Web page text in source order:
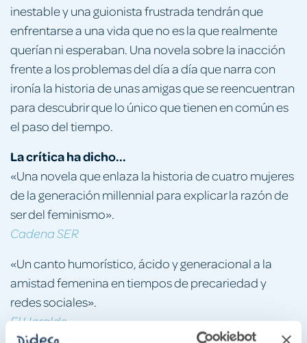
inestable y una guionista frustrada tendrán que
enfrentarse a una vida que no es la que realmente
querían ni esperaban. Una novela sobre la inacción
frente a los problemas del día a día que narra con
ironía la historia de unas amigas que se reencuentran
para descubrir que lo único que tienen en común es
el paso del tiempo.
La crítica ha dicho...
«Una novela que enlaza la historia de cuatro mujeres
de la generación millennial para explicar la razón de
ser del feminismo».
Cadena SER
«Un canto humorístico, ácido y generacional a la
amistad femenina en tiempos de precariedad y
redes sociales».
El Heraldo